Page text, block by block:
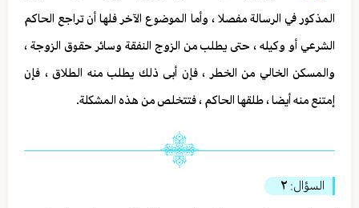
المذكور في الرسالة مفصلا ، وأما الموضوع الآخر فلها أن تراجع الحاكم
الشرعي أو وكيله ، حتى يطلب من الزوج النفقة وسائر حقوق الزوجة ،
والمسكن الخالي من الخطر ، فإن أبى ذلك يطلب منه الطلاق ، فإن
إمتنع منه أيضا ، طلقها الحاكم ، فتتخلص من هذه المشكلة.
السؤال: ٢